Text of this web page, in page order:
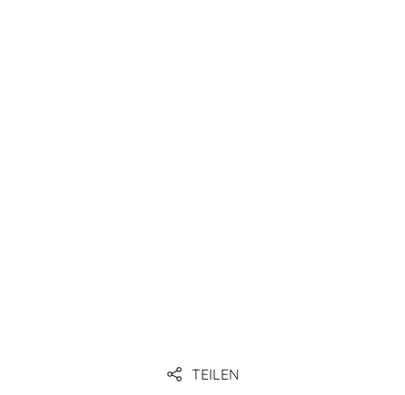
Link: BITO Fachwissen
TEILEN